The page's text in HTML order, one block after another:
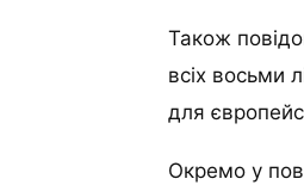
Також
всіх восьми
для
Окремо у